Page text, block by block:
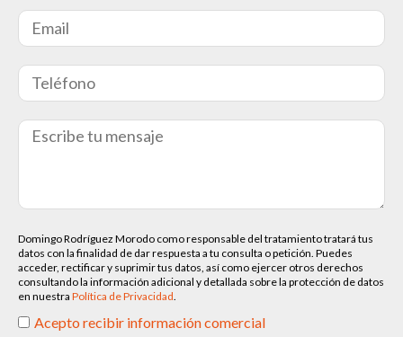
Domingo Rodríguez Morodo como responsable del tratamiento tratará tus
datos con la finalidad de dar respuesta a tu consulta o petición. Puedes
acceder, rectificar y suprimir tus datos, así como ejercer otros derechos
consultando la información adicional y detallada sobre la protección de datos
en nuestra Política de Privacidad.
Acepto recibir información comercial